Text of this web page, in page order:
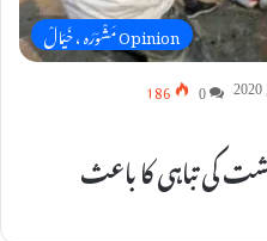
Opinion مَشْوَرَہ ، خَیَالْ
0
186
کی تباہی کا باعث